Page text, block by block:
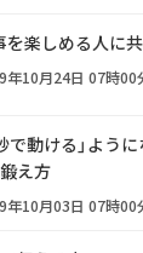
を楽しめる人に
年10月24日 07時00
で動ける」よう
鍛え方
年10月03日 07時00